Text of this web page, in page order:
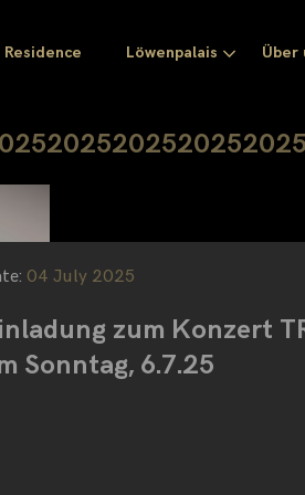
Löwenpalais Über
2025202520252025
04 July 2025
zum Konzert
Sonntag, 6.7.25